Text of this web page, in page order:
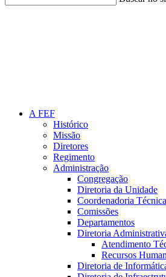
A FEF
Histórico
Missão
Diretores
Regimento
Administração
Congregação
Diretoria da Unidade
Coordenadoria
Comissões
Departamentos
Diretoria
Atendimento
Recursos
Diretoria de